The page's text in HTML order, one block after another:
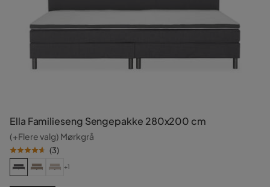
Ella Familieseng Sengepakke 280x200 cm
(+Flere valg) Mørkgrå
(3)
+1